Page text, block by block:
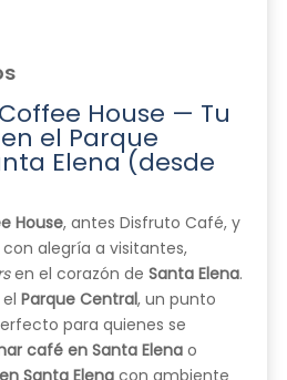
House — Tu
el Parque
Elena (desde
House, antes Disfruto Café, y
alegría a visitantes,
en el corazón de Santa Elena.
Parque Central, un punto
para quienes se
café en Santa Elenao
Santa Elenacon ambiente